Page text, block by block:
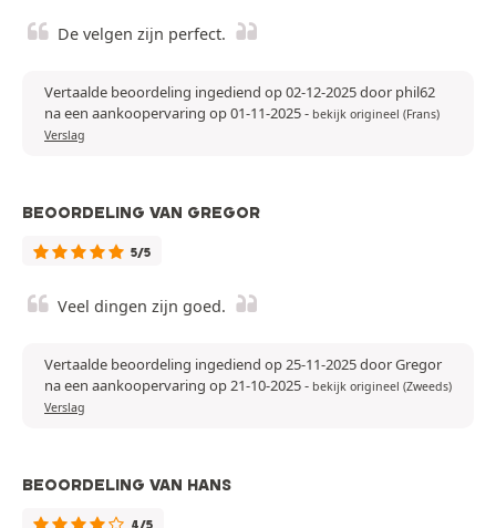
De velgen zijn perfect.
Vertaalde beoordeling ingediend op 02-12-2025 door phil62
na een aankoopervaring op 01-11-2025- bekijk origineel (Frans)
Verslag
BEOORDELING VAN GREGOR
5/5
Veel dingen zijn goed.
Vertaalde beoordeling ingediend op 25-11-2025 door Gregor
na een aankoopervaring op 21-10-2025- bekijk origineel (Zweeds)
Verslag
BEOORDELING VAN HANS
4/5